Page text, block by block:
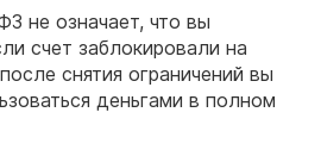
не означает, что вы
счет заблокировали на
снятия ограничений вы
деньгами в полном